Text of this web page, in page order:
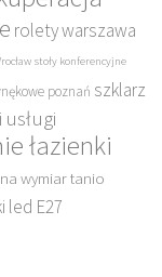
rolety warszawa
stoły konferencyjne
poznań szklarz
usługi
łazienki
wymiar tanio
led E27